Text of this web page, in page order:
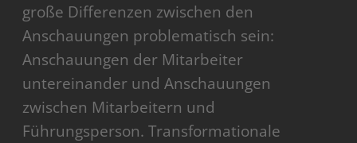
große Differenzen zwischen den
Anschauungen problematisch sein:
Anschauungen der Mitarbeiter
untereinander und Anschauungen
zwischen Mitarbeitern und
Führungsperson. Transformationale